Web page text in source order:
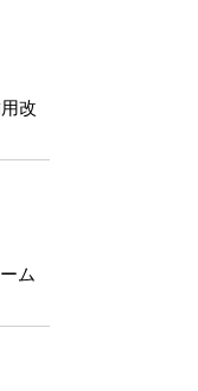
改
ム